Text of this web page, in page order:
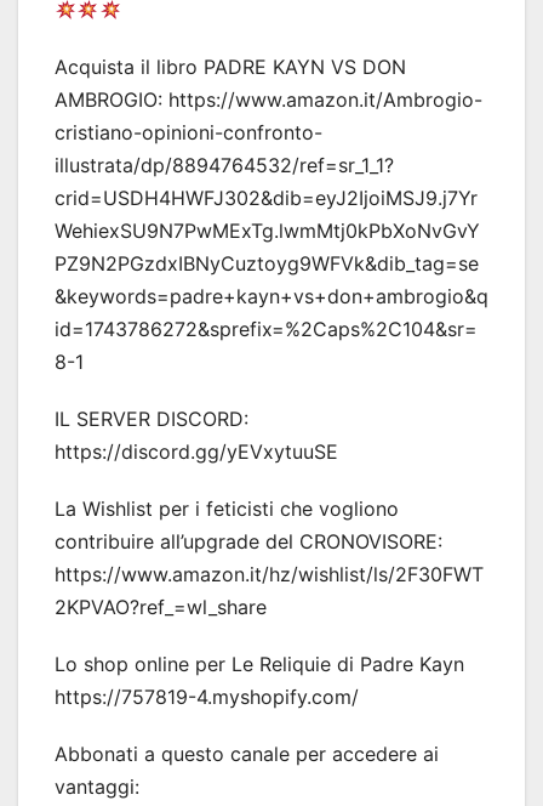
Acquista il libro PADRE KAYN VS DON
AMBROGIO: https://www.amazon.it/Ambrogio-
cristiano-opinioni-confronto-
illustrata/dp/8894764532/ref=sr_1_1?
crid=USDH4HWFJ302&dib=eyJ2IjoiMSJ9.j7Yr
WehiexSU9N7PwMExTg.lwmMtj0kPbXoNvGvY
PZ9N2PGzdxIBNyCuztoyg9WFVk&dib_tag=se
&keywords=padre+kayn+vs+don+ambrogio&q
id=1743786272&sprefix=%2Caps%2C104&sr=
8-1
IL SERVER DISCORD:
https://discord.gg/yEVxytuuSE
La Wishlist per i feticisti che vogliono
contribuire all’upgrade del CRONOVISORE:
https://www.amazon.it/hz/wishlist/ls/2F30FWT
2KPVAO?ref_=wl_share
Lo shop online per Le Reliquie di Padre Kayn
https://757819-4.myshopify.com/
Abbonati a questo canale per accedere ai
vantaggi: